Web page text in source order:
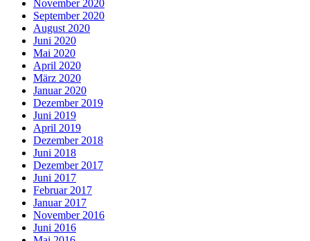
November 2020
September 2020
August 2020
Juni 2020
Mai 2020
April 2020
März 2020
Januar 2020
Dezember 2019
Juni 2019
April 2019
Dezember 2018
Juni 2018
Dezember 2017
Juni 2017
Februar 2017
Januar 2017
November 2016
Juni 2016